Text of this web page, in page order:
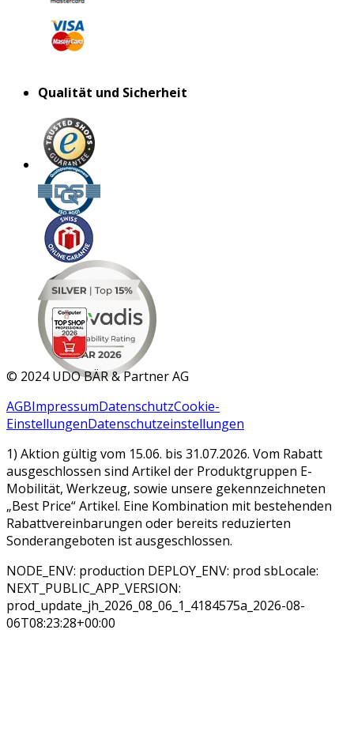
Qualität und Sicherheit
MAR 2026
© 2024 UDO BÄR & Partner AG
AGBImpressumDatenschutzCookie-
EinstellungenDatenschutzeinstellungen
1) Aktion gültig vom 15.06. bis 31.07.2026. Vom Rabatt
ausgeschlossen sind Artikel der Produktgruppen E-
Mobilität, Werkzeug, sowie unsere gekennzeichneten
„Best Price“ Artikel. Eine Kombination mit bestehenden
Rabattvereinbarungen oder bereits reduzierten
Sonderangeboten ist ausgeschlossen.
NODE_ENV: production DEPLOY_ENV: prod sbLocale:
NEXT_PUBLIC_APP_VERSION:
prod_update_jh_2026_08_06_1_4184575a_2026-08-
06T08:23:28+00:00